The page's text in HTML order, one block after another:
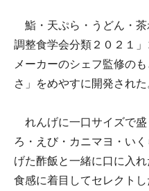
鮨・天ぷら・うどん・茶
調整食学会分類２０２１
メーカーのシェフ監修の
さ」をめやすに開発された
れんげに一口サイズで盛
ろ・えび・カニマヨ・い
げた酢飯と一緒に口に入
食感に着目してセレクトし